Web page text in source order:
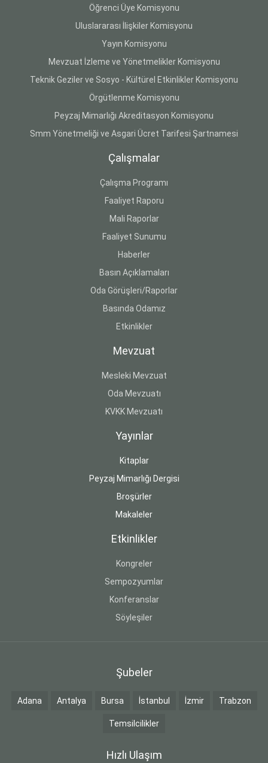
Öğrenci Üye Komisyonu
Uluslararası İlişkiler Komisyonu
Yayın Komisyonu
Mevzuat İzleme ve Yönetmelikler Komisyonu
Teknik Geziler ve Sosyo - Kültürel Etkinlikler Komisyonu
Örgütlenme Komisyonu
Peyzaj Mimarlığı Akreditasyon Komisyonu
Smm Yönetmeliği ve Asgari Ücret Tarifesi Şartnamesi
Çalışmalar
Çalışma Programı
Faaliyet Raporu
Mali Raporlar
Faaliyet Sunumu
Haberler
Basın Açıklamaları
Oda Görüşleri/Raporlar
Basında Odamız
Etkinlikler
Mevzuat
Mesleki Mevzuat
Oda Mevzuatı
KVKK Mevzuatı
Yayınlar
Kitaplar
Peyzaj Mimarlığı Dergisi
Broşürler
Makaleler
Etkinlikler
Kongreler
Sempozyumlar
Konferanslar
Söyleşiler
Şubeler
Adana Antalya Bursa İstanbul İzmir Trabzon
Temsilcilikler
Hızlı Ulaşım